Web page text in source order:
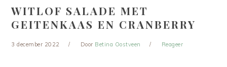
WITLOF SALADE MET
GEITENKAAS EN CRANBERRY
3 december 2022 Door Betina Oostveen Reageer